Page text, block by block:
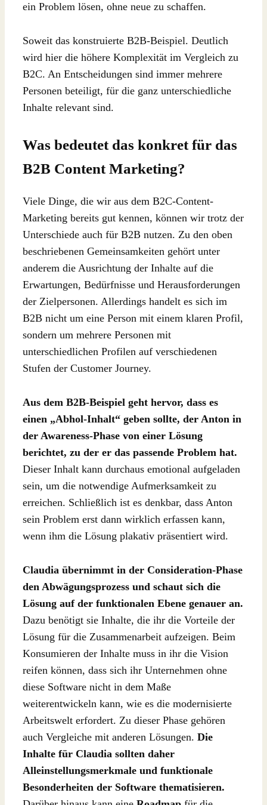
ein Problem lösen, ohne neue zu schaffen.
Soweit das konstruierte B2B-Beispiel. Deutlich
wird hier die höhere Komplexität im Vergleich zu
B2C. An Entscheidungen sind immer mehrere
Personen beteiligt, für die ganz unterschiedliche
Inhalte relevant sind.
Was bedeutet das konkret für das
B2B Content Marketing?
Viele Dinge, die wir aus dem B2C-Content-
Marketing bereits gut kennen, können wir trotz der
Unterschiede auch für B2B nutzen. Zu den oben
beschriebenen Gemeinsamkeiten gehört unter
anderem die Ausrichtung der Inhalte auf die
Erwartungen, Bedürfnisse und Herausforderungen
der Zielpersonen. Allerdings handelt es sich im
B2B nicht um eine Person mit einem klaren Profil,
sondern um mehrere Personen mit
unterschiedlichen Profilen auf verschiedenen
Stufen der Customer Journey.
Aus dem B2B-Beispiel geht hervor, dass es
einen „Abhol-Inhalt“ geben sollte, der Anton in
der Awareness-Phase von einer Lösung
berichtet, zu der er das passende Problem hat.
Dieser Inhalt kann durchaus emotional aufgeladen
sein, um die notwendige Aufmerksamkeit zu
erreichen. Schließlich ist es denkbar, dass Anton
sein Problem erst dann wirklich erfassen kann,
wenn ihm die Lösung plakativ präsentiert wird.
Claudia übernimmt in der Consideration-Phase
den Abwägungsprozess und schaut sich die
Lösung auf der funktionalen Ebene genauer an.
Dazu benötigt sie Inhalte, die ihr die Vorteile der
Lösung für die Zusammenarbeit aufzeigen. Beim
Konsumieren der Inhalte muss in ihr die Vision
reifen können, dass sich ihr Unternehmen ohne
diese Software nicht in dem Maße
weiterentwickeln kann, wie es die modernisierte
Arbeitswelt erfordert. Zu dieser Phase gehören
auch Vergleiche mit anderen Lösungen. Die
Inhalte für Claudia sollten daher
Alleinstellungsmerkmale und funktionale
Besonderheiten der Software thematisieren.